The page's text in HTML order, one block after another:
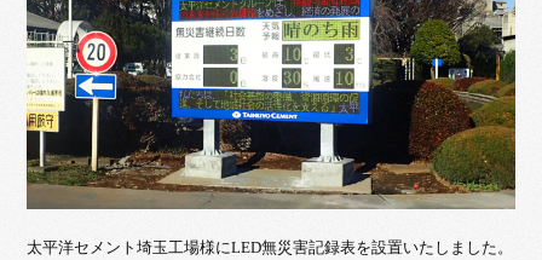
太平洋セメント埼玉工場様にLED無災害記録表を設置いたしました。